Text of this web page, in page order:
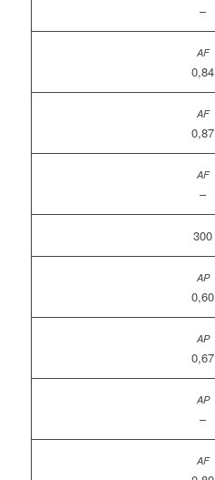
–
0,84
0,87
–
300
0,60
0,67
–